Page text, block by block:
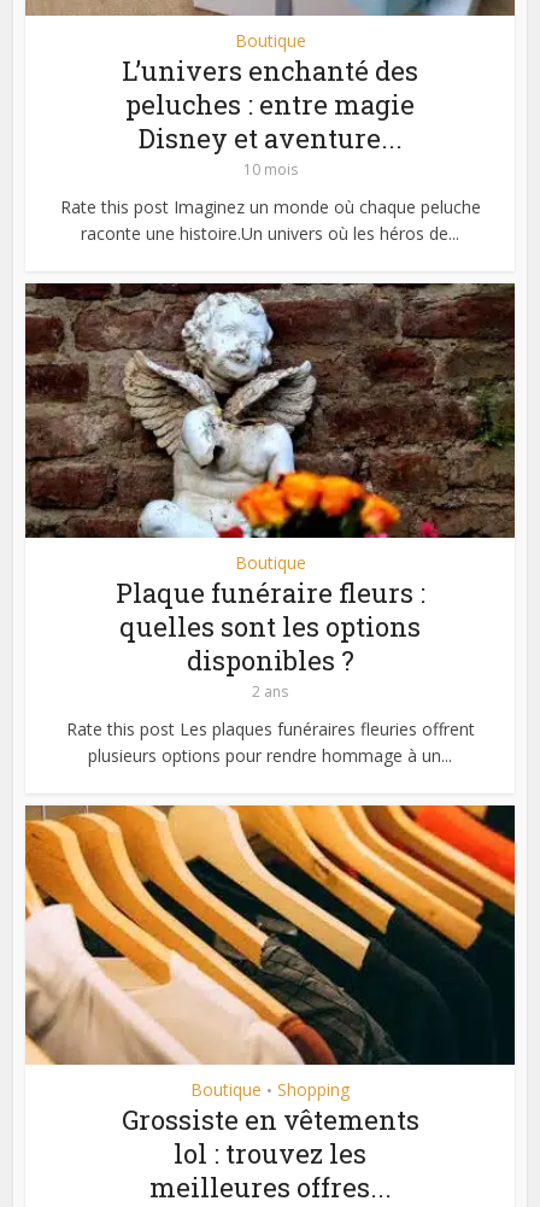
Boutique
L’univers enchanté des
peluches : entre magie
Disney et aventure...
10 mois
Rate this post Imaginez un monde où chaque peluche
raconte une histoire.Un univers où les héros de...
Boutique
Plaque funéraire fleurs :
quelles sont les options
disponibles ?
2 ans
Rate this post Les plaques funéraires fleuries offrent
plusieurs options pour rendre hommage à un...
Boutique • Shopping
Grossiste en vêtements
lol : trouvez les
meilleures offres...